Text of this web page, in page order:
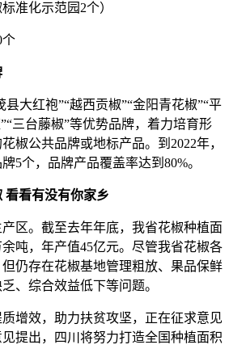
化示范园2个）
大红袍”“越西贡椒”“金阳青花椒”“平
三台藤椒”等优势品牌，着力培育形
椒公共品牌或地标产品。到2022年，
5个，品牌产品覆盖率达到80%。
看看有没有你家乡
。截至去年年底，我省花椒种植面
吨，年产值45亿元。尽管我省花椒各
仍存在花椒基地管理粗放、果品保鲜
、综合效益低下等问题。
效，助力扶贫攻坚，正在征求意见
提出，四川将努力打造全国种植面积